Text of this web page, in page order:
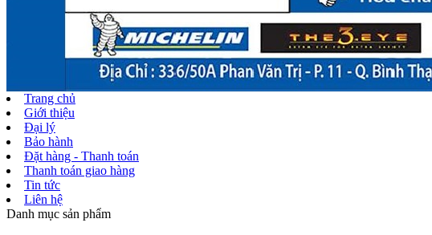
Trang chủ
Giới thiệu
Đại lý
Bảo hành
Đặt hàng - Thanh toán
Thanh toán giao hàng
Tin tức
Liên hệ
Danh mục sản phẩm